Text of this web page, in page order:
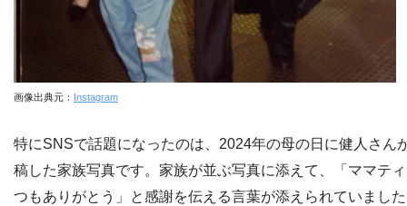
画像出典元： Instagram
特にSNSで話題になったのは、2024年の母の日に健人さん
稿した家族写真です。家族が並ぶ写真に添えて、「ママテ
つもありがとう」と感謝を伝える言葉が添えられていまし